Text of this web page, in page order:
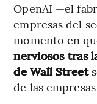
OpenAI —el
empresas del
momento en
nerviosos tras
de Wall Street
de las